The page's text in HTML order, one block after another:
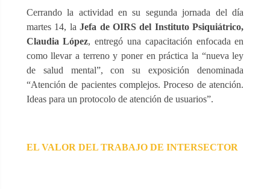
Cerrando la actividad en su segunda jornada del día
martes 14, laJefa de OIRS del Instituto Psiquiátrico,
Claudia López, entregó una capacitación enfocada en
como llevar a terreno y poner en práctica la “nueva ley
de salud mental”, con su exposición denominada
“Atención de pacientes complejos. Proceso de atención.
Ideas para un protocolo de atención de usuarios”.
EL VALOR DEL TRABAJO DE INTERSECTOR